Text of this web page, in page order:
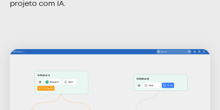
projeto com IA.